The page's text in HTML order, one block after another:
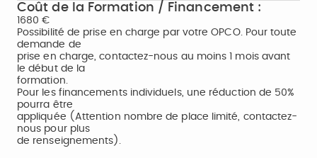
Coût de la Formation / Financement :
1680 €
Possibilité de prise en charge par votre OPCO. Pour toute
demande de
prise en charge, contactez-nous au moins 1 mois avant
le début de la
formation.
Pour les financements individuels, une réduction de 50%
pourra être
appliquée (Attention nombre de place limité, contactez-
nous pour plus
de renseignements).